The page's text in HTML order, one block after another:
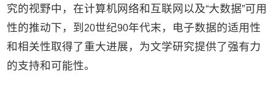
究的视野中，在计算机网络和互联网以及“大数据”可用
性的推动下，到 20世纪90年代末，电子数据的适用性
和相关性取得了重大进展，为文学研究提供了强有力
的支持和可能性。